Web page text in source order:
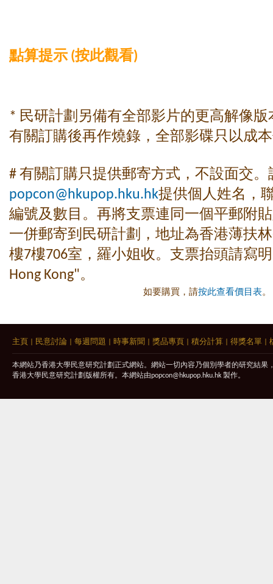
點算提示 (按此觀看)
* 民研計劃另備有全部影片的更高解像
有關訂購後再作燒錄，全部影碟只以成
# 有關訂購只提供郵寄方式，不設面交。
popcon@hkupop.hku.hk提供個人姓名，
編號及數目。再將支票連同一個平郵附
一併郵寄到民研計劃，地址為香港薄扶
樓7樓706室，羅小姐收。支票抬頭請寫明
Hong Kong"。
如要購買，請按此查看價目表。
主頁 民意討論 每週問題 時事新聞 獎品專頁 積分計算 得獎名單
本網站乃香港大學民意研究計劃正式網站。網站一切內容乃個別學者的研究結
香港大學民意研究計劃版權所有。本網站由popcon@hkupop.hku.hk 製作。